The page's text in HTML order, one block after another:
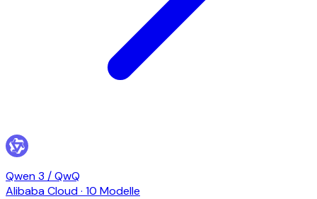
Qwen 3 / QwQ
Alibaba Cloud· 10 Modelle